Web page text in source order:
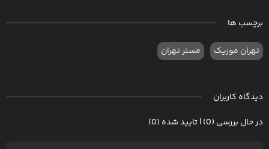
برچسب ها
تهران موزیک مستر تهران
دیدگاه کاربران
در حال بررسی (0) | تایید شده (0)